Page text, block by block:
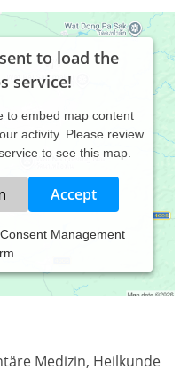
to load the
service!
to embed map content
activity. Please review
to see this map.
Accept
Management
Medizin, Heilkunde